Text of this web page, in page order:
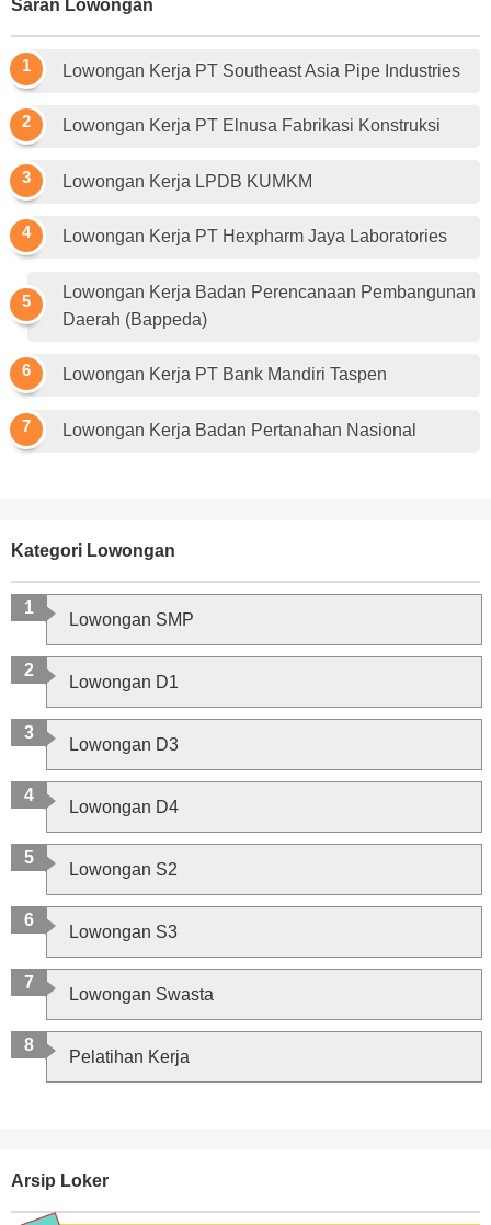
Saran Lowongan
Lowongan Kerja PT Southeast Asia Pipe Industries
Lowongan Kerja PT Elnusa Fabrikasi Konstruksi
Lowongan Kerja LPDB KUMKM
Lowongan Kerja PT Hexpharm Jaya Laboratories
Lowongan Kerja Badan Perencanaan Pembangunan
Daerah (Bappeda)
Lowongan Kerja PT Bank Mandiri Taspen
Lowongan Kerja Badan Pertanahan Nasional
Kategori Lowongan
Lowongan SMP
Lowongan D1
Lowongan D3
Lowongan D4
Lowongan S2
Lowongan S3
Lowongan Swasta
Pelatihan Kerja
Arsip Loker